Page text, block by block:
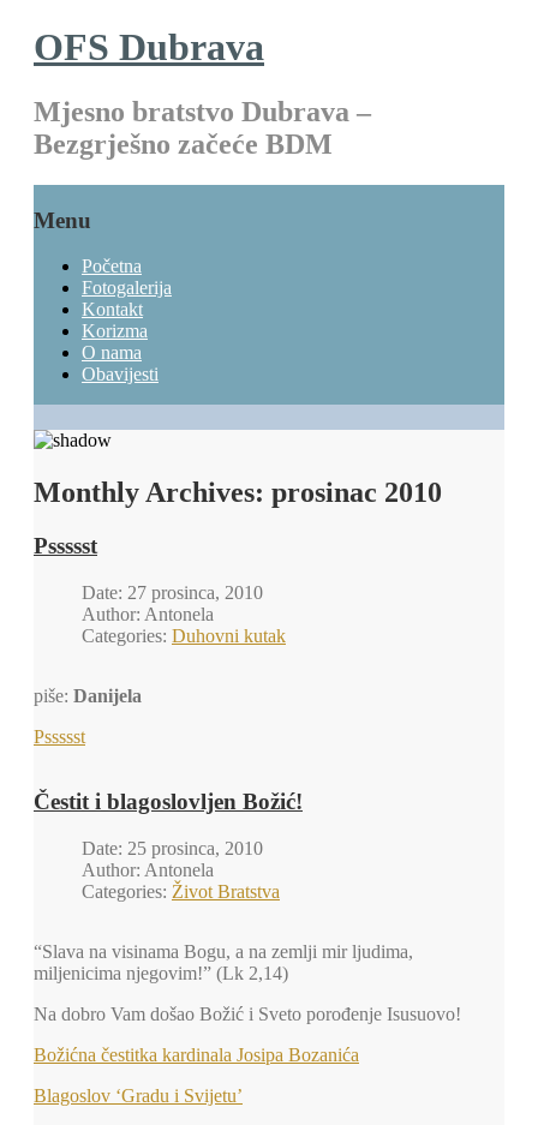
OFS Dubrava
Mjesno bratstvo Dubrava –
Bezgrješno začeće BDM
Menu
Početna
Fotogalerija
Kontakt
Korizma
O nama
Obavijesti
Monthly Archives: prosinac 2010
Pssssst
Date: 27 prosinca, 2010
Author: Antonela
Categories: Duhovni kutak
piše: Danijela
Pssssst
Čestit i blagoslovljen Božić!
Date: 25 prosinca, 2010
Author: Antonela
Categories: Život Bratstva
“Slava na visinama Bogu, a na zemlji mir ljudima,
miljenicima njegovim!” (Lk 2,14)
Na dobro Vam došao Božić i Sveto porođenje Isusuovo!
Božićna čestitka kardinala Josipa Bozanića
Blagoslov ‘Gradu i Svijetu’